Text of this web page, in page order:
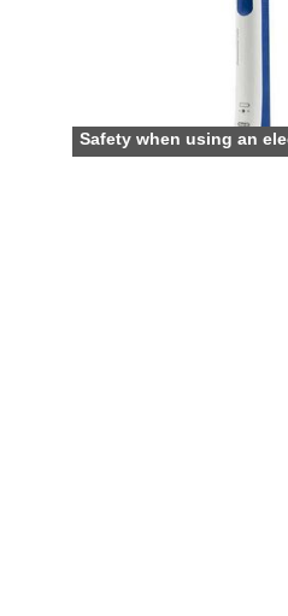
Safety when using an